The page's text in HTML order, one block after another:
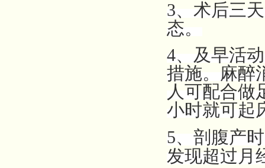
3、术后三
态。
4、及早活
措施。麻醉
人可配合做
小时就可起
5、剖腹产
发现超过月